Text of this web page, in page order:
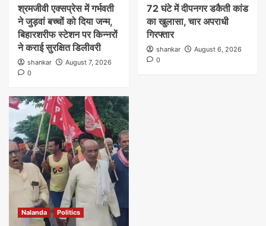
श्रमजीवी एक्सप्रेस में गर्भवती
ने जुड़वां बच्चों को दिया जन्म,
बिहारशरीफ स्टेशन पर किन्नरों
ने कराई सुरक्षित डिलीवरी
shankar
August 7, 2026
0
72 घंटे में दीपनगर डकैती कांड
का खुलासा, चार अपराधी
गिरफ्तार
shankar
August 6, 2026
0
Nalanda Politics